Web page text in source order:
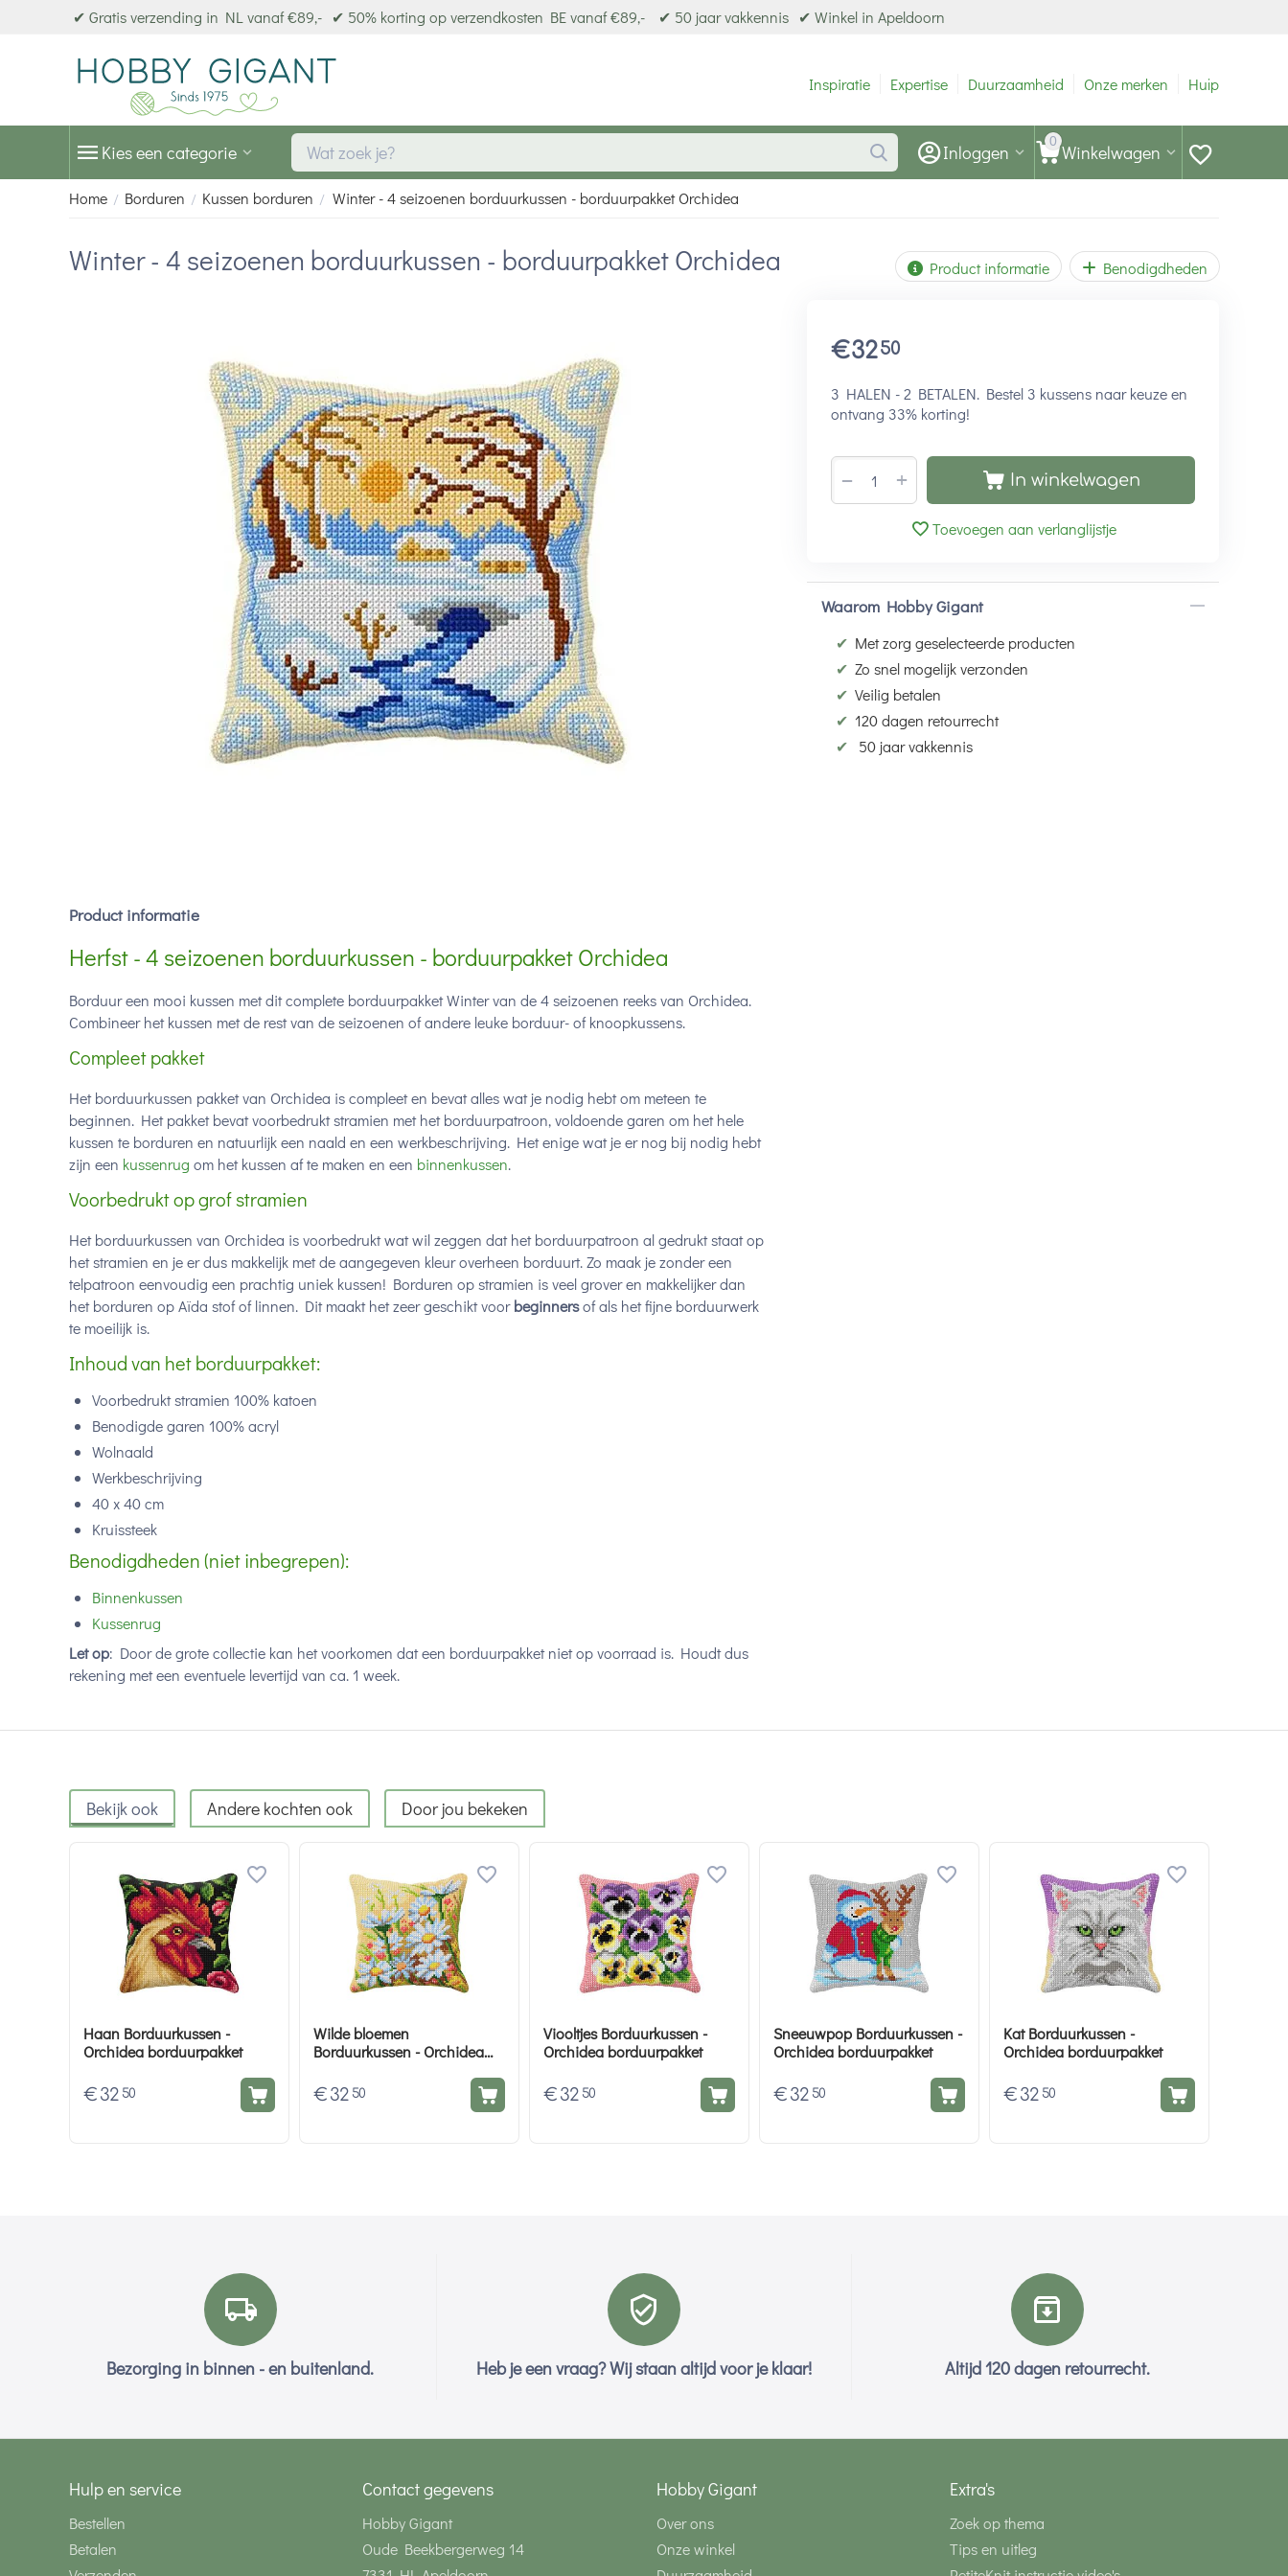
✔ Gratis verzending in NL vanaf €89,- ✔ 50% korting op verzendkosten BE vanaf €89,- ✔ 50 jaar vakkennis ✔ Winkel in Apeldoorn
Inspiratie Expertise Duurzaamheid Onze merken Hulp
Kies een categorie 0 Winkelwagen
Inloggen
Home / Borduren / Kussen borduren / Winter - 4 seizoenen borduurkussen - borduurpakket Orchidea
Winter - 4 seizoenen borduurkussen - borduurpakket Orchidea Product informatie Benodigdheden
€3250
3 HALEN - 2 BETALEN. Bestel 3 kussens naar keuze en
ontvang 33% korting!
+
− In winkelwagen
Toevoegen aan verlanglijstje
Waarom Hobby Gigant
✔ Met zorg geselecteerde producten
✔ Zo snel mogelijk verzonden
✔ Veilig betalen
✔ 120 dagen retourrecht
✔
50 jaar vakkennis
Product informatie
Herfst - 4 seizoenen borduurkussen - borduurpakket Orchidea
Borduur een mooi kussen met dit complete borduurpakket Winter van de 4 seizoenen reeks van Orchidea.
Combineer het kussen met de rest van de seizoenen of andere leuke borduur- of knoopkussens.
Compleet pakket
Het borduurkussen pakket van Orchidea is compleet en bevat alles wat je nodig hebt om meteen te
beginnen. Het pakket bevat voorbedrukt stramien met het borduurpatroon, voldoende garen om het hele
kussen te borduren en natuurlijk een naald en een werkbeschrijving. Het enige wat je er nog bij nodig hebt
zijn een kussenrug om het kussen af te maken en een binnenkussen.
Voorbedrukt op grof stramien
Het borduurkussen van Orchidea is voorbedrukt wat wil zeggen dat het borduurpatroon al gedrukt staat op
het stramien en je er dus makkelijk met de aangegeven kleur overheen borduurt. Zo maak je zonder een
telpatroon eenvoudig een prachtig uniek kussen! Borduren op stramien is veel grover en makkelijker dan
het borduren op Aïda stof of linnen. Dit maakt het zeer geschikt voorbeginnersof als het fijne borduurwerk
te moeilijk is.
Inhoud van het borduurpakket:
Voorbedrukt stramien 100% katoen
Benodigde garen 100% acryl
Wolnaald
Werkbeschrijving
40 x 40 cm
Kruissteek
Benodigdheden (niet inbegrepen):
Binnenkussen
Kussenrug
Let op: Door de grote collectie kan het voorkomen dat een borduurpakket niet op voorraad is. Houdt dus
rekening met een eventuele levertijd van ca. 1 week.
Bekijk ook Andere kochten ook Door jou bekeken
Haan Borduurkussen -
Orchidea borduurpakket
€ 32 50
Wilde bloemen
Borduurkussen - Orchidea
€ 32 50
Viooltjes Borduurkussen -
Orchidea borduurpakket
€ 32 50
Sneeuwpop Borduurkussen -
Orchidea borduurpakket
€ 32 50
Kat Borduurkussen -
Orchidea borduurpakket
€ 32 50
Bezorging in binnen - en buitenland. Heb je een vraag? Wij staan altijd voor je klaar! Altijd 120 dagen retourrecht.
Hulp en service
Bestellen
Betalen
Contact gegevens
Hobby Gigant
Oude Beekbergerweg 14
Hobby Gigant
Over ons
Onze winkel
Extra's
Zoek op thema
Tips en uitleg